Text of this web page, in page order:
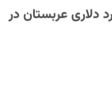
۲ میلیارد دلاری عربستان در